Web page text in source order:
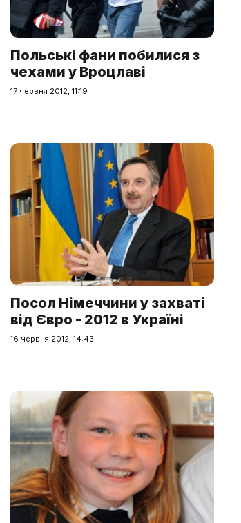
Польські фани побилися з
чехами у Вроцлаві
17 червня 2012, 11:19
Посол Німеччини у захваті
від Євро - 2012 в Україні
16 червня 2012, 14:43